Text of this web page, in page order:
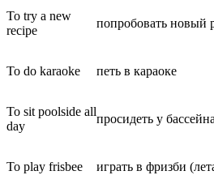
To try a new
recipe
попробовать новый
To do karaoke петь в караоке
To sit poolside all
day
просидеть у
To play frisbee играть в фризби